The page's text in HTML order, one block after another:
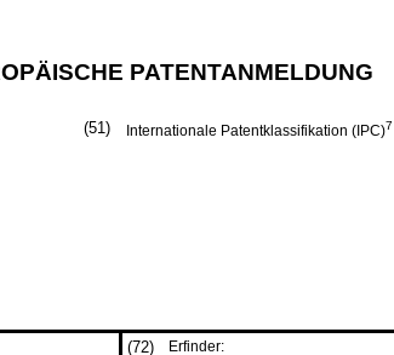
PATENTANMELDUNG
(51) Internationale Patentklassifikation (IPC)7
(72) Erfinder: